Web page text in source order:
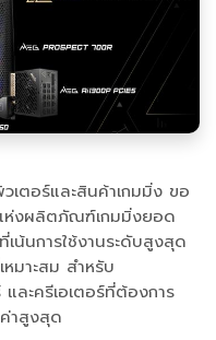
ตอร์และสินค้าเกมมิ่ง ขอ
ห่งผลิตภัณฑ์เกมมิ่งยอด
นการใช้งานระดับสูงสุด
มาะสม สำหรับ
ละครีเอเตอร์ที่ต้องการ
าสูงสุด